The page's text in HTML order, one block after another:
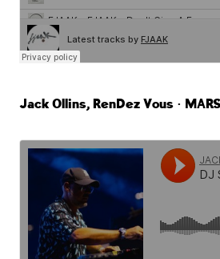
Jack Ollins, RenDez Vous •